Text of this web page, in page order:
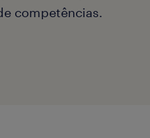
competências.